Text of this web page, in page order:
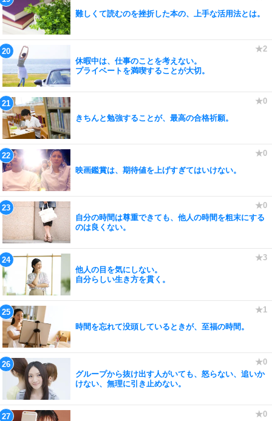
難しくて読むのを挫折した本の、上手な活用法とは。
休暇中は、仕事のことを考えない。
プライベートを満喫することが大切。
きちんと勉強することが、最高の合格祈願。
映画鑑賞は、期待値を上げすぎてはいけない。
自分の時間は尊重できても、他人の時間を粗末にする
のは良くない。
他人の目を気にしない。
自分らしい生き方を貫く。
時間を忘れて没頭しているときが、至福の時間。
グループから抜け出す人がいても、怒らない、追いか
けない、無理に引き止めない。